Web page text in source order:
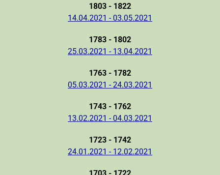
1803 - 1822
14.04.2021 - 03.05.2021
1783 - 1802
25.03.2021 - 13.04.2021
1763 - 1782
05.03.2021 - 24.03.2021
1743 - 1762
13.02.2021 - 04.03.2021
1723 - 1742
24.01.2021 - 12.02.2021